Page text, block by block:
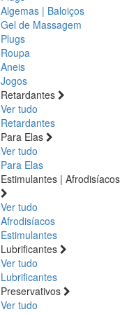
Algemas | Baloiços
Gel de Massagem
Plugs
Roupa
Aneis
Jogos
Retardantes
Ver tudo
Retardantes
Para Elas
Ver tudo
Para Elas
Estimulantes | Afrodisíacos
Ver tudo
Afrodisíacos
Estimulantes
Lubrificantes
Ver tudo
Lubrificantes
Preservativos
Ver tudo